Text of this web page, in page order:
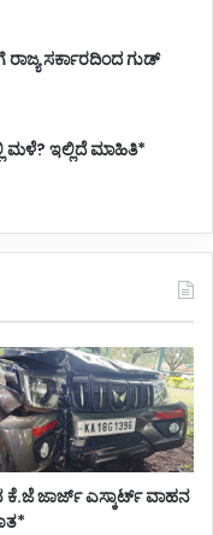
ಸರ್ಕಾರದಿಂದ ಗುಡ್
ಮಳೆ? ಇಲ್ಲಿದೆ ಮಾಹಿತಿ*
ಜಾರ್ಜ್ ಎಸ್ಕಾರ್ಟ್ ವಾಹನ